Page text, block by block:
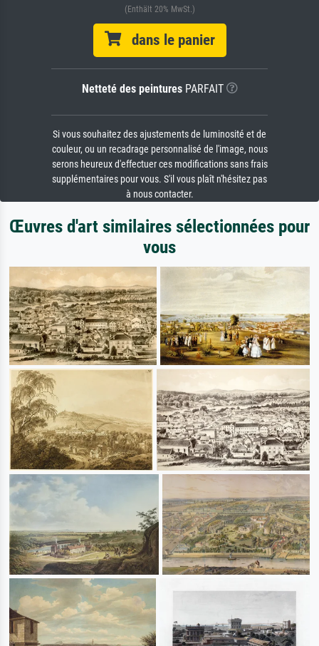
(Enthält 20% MwSt.)
dans le panier
Netteté des peinturesPARFAIT
Si vous souhaitez des ajustements de luminosité et de
couleur, ou un recadrage personnalisé de l'image, nous
serons heureux d'effectuer ces modifications sans frais
supplémentaires pour vous. S'il vous plaît n'hésitez pas
à nous contacter.
Œuvres d'art similaires sélectionnées pour
vous